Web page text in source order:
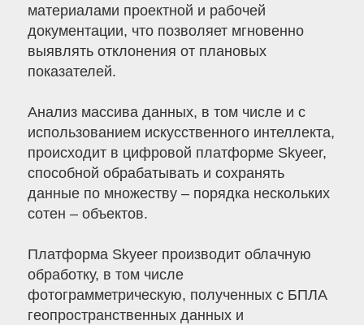
материалами проектной и рабочей
документации, что позволяет мгновенно
выявлять отклонения от плановых
показателей.
Анализ массива данных, в том числе и с
использованием искусственного интеллекта,
происходит в цифровой платформе Skyeer,
способной обрабатывать и сохранять
данные по множеству – порядка нескольких
сотен – объектов.
Платформа Skyeer производит облачную
обработку, в том числе
фотограмметрическую, полученных с БПЛА
геопространственных данных и